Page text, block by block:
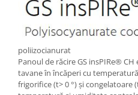
poliizocianurat
Panoul de răcire GS insPIRe®
tavane în încăperi cu
frigorifice (t> 0 °) și congelatoare